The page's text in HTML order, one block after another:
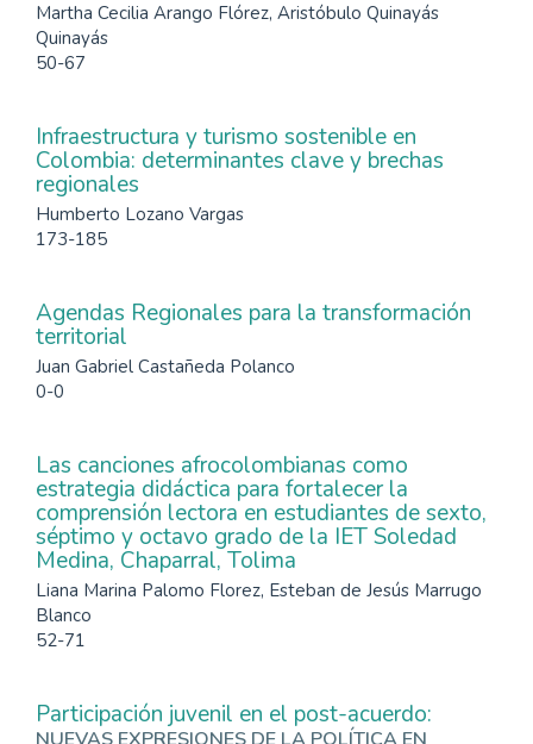
Martha Cecilia Arango Flórez, Aristóbulo Quinayás
Quinayás
50-67
Infraestructura y turismo sostenible en
Colombia: determinantes clave y brechas
regionales
Humberto Lozano Vargas
173-185
Agendas Regionales para la transformación
territorial
Juan Gabriel Castañeda Polanco
0-0
Las canciones afrocolombianas como
estrategia didáctica para fortalecer la
comprensión lectora en estudiantes de sexto,
séptimo y octavo grado de la IET Soledad
Medina, Chaparral, Tolima
Liana Marina Palomo Florez, Esteban de Jesús Marrugo
Blanco
52-71
Participación juvenil en el post-acuerdo: